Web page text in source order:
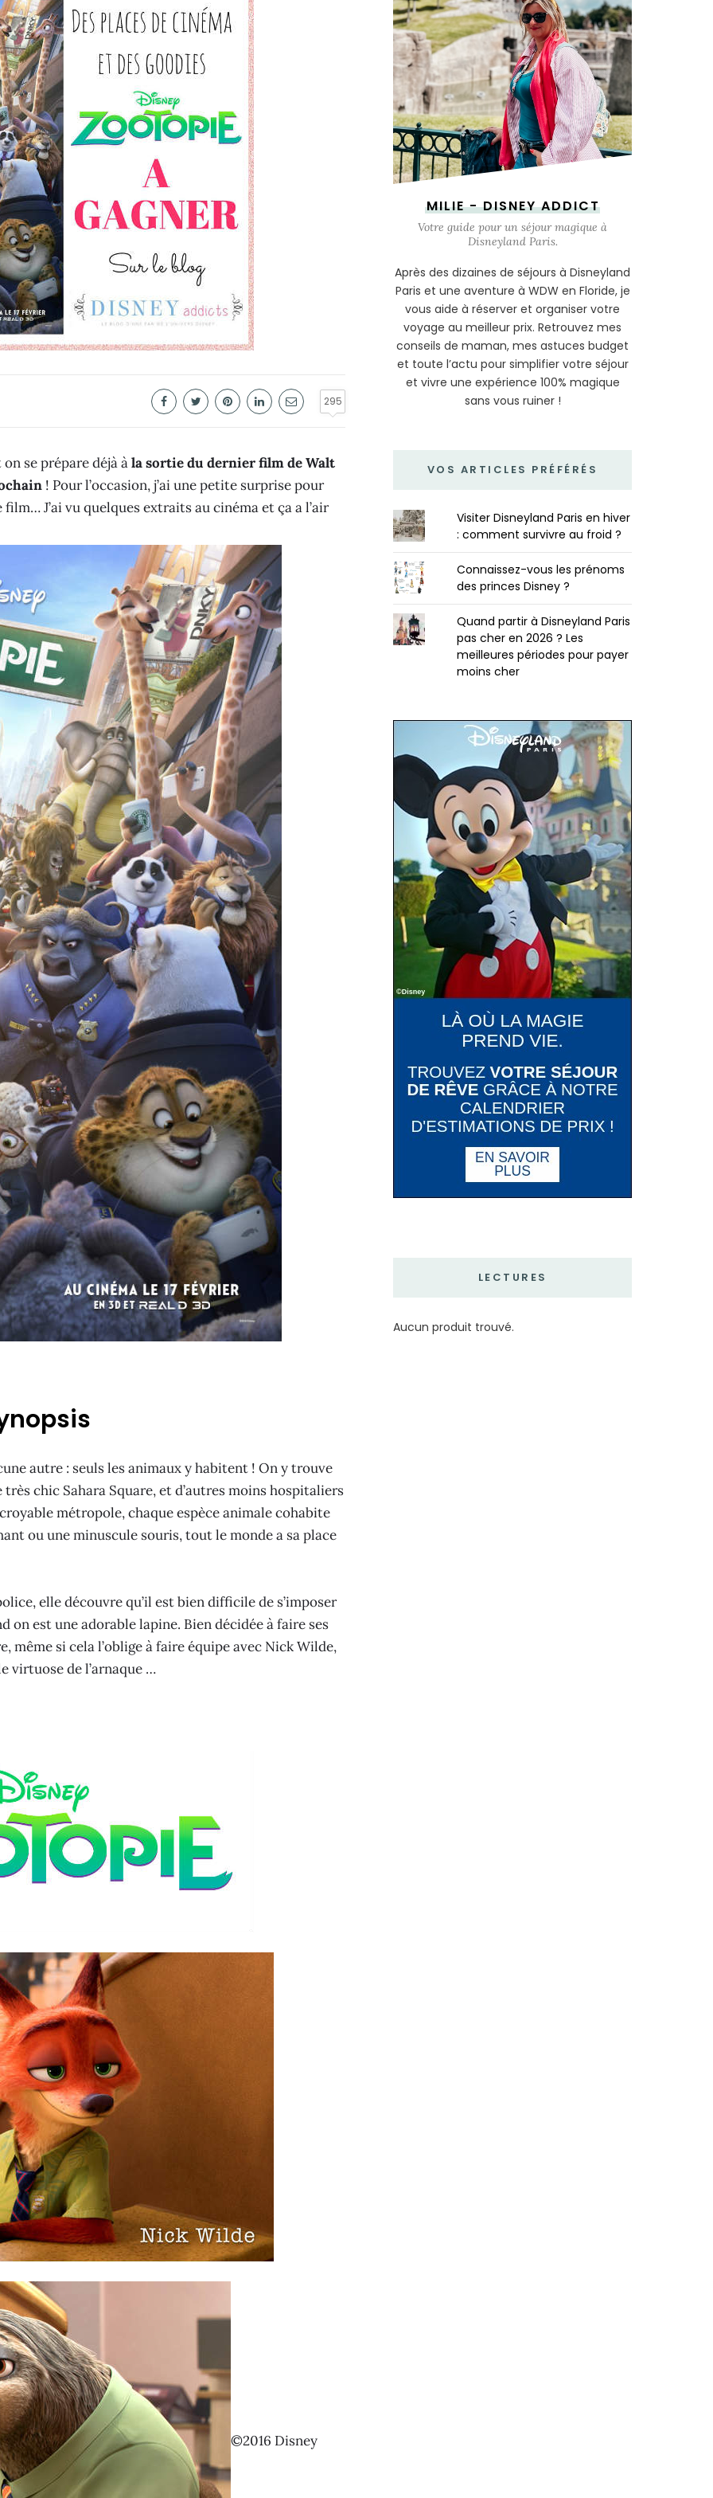
295
se prépare déjà àla sortie du dernier film de Walt
! Pour l’occasion, j’ai une petite surprise pour
J’ai vu quelques extraits au cinéma et ça a l’air
autre : seuls les animaux y habitent ! On y trouve
chic Sahara Square, et d’autres moins hospitaliers
métropole, chaque espèce animale cohabite
ou une minuscule souris, tout le monde a sa place
elle découvre qu’il est bien difficile de s’imposer
on est une adorable lapine. Bien décidée à faire ses
même si cela l’oblige à faire équipe avec Nick Wilde,
virtuose de l’arnaque …
©2016 Disney
MILIE - DISNEY ADDICT
Votre guide pour un séjour magique à
Disneyland Paris.
Après des dizaines de séjours à Disneyland
Paris et une aventure à WDW en Floride, je
vous aide à réserver et organiser votre
voyage au meilleur prix. Retrouvez mes
conseils de maman, mes astuces budget
et toute l’actu pour simplifier votre séjour
et vivre une expérience 100% magique
sans vous ruiner !
VOS ARTICLES PRÉFÉRÉS
Visiter Disneyland Paris en hiver
: comment survivre au froid ?
Connaissez-vous les prénoms
des princes Disney ?
Quand partir à Disneyland Paris
pas cher en 2026 ? Les
meilleures périodes pour payer
moins cher
LECTURES
Aucun produit trouvé.